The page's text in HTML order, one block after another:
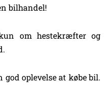
bilhandel!
om hestekræfter og
oplevelse at købe bil.